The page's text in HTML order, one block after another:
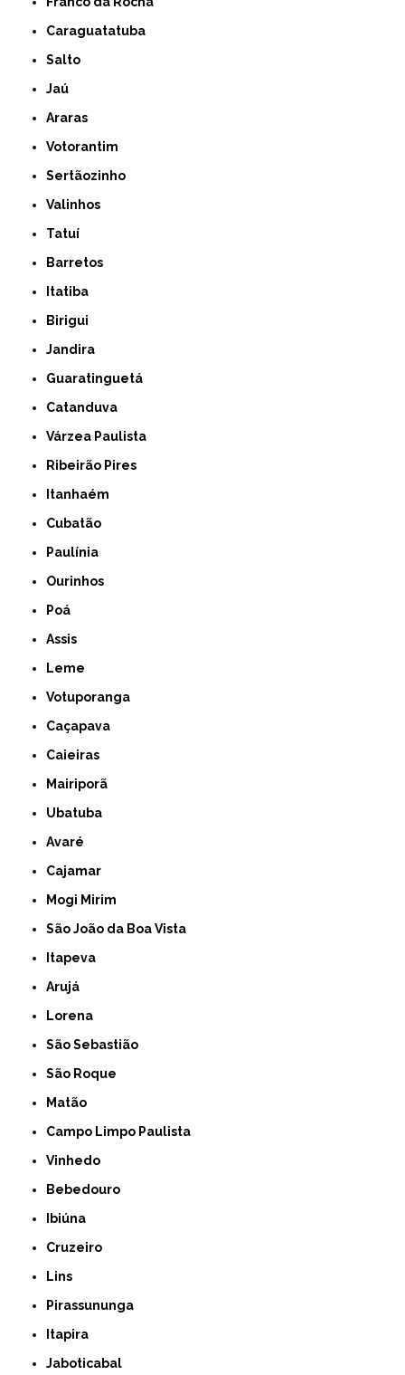
Caraguatatuba
Salto
Jaú
Araras
Votorantim
Sertãozinho
Valinhos
Tatuí
Barretos
Itatiba
Birigui
Jandira
Guaratinguetá
Catanduva
Várzea Paulista
Ribeirão Pires
Itanhaém
Cubatão
Paulínia
Ourinhos
Poá
Assis
Leme
Votuporanga
Caçapava
Caieiras
Mairiporã
Ubatuba
Avaré
Cajamar
Mogi Mirim
São João da Boa Vista
Itapeva
Arujá
Lorena
São Sebastião
São Roque
Matão
Campo Limpo Paulista
Vinhedo
Bebedouro
Ibiúna
Cruzeiro
Lins
Pirassununga
Itapira
Jaboticabal